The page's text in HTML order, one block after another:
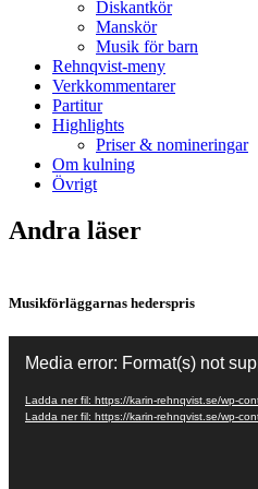
Diskantkör
Manskör
Musik för barn
Rehnqvist-meny
Verkkommentarer
Partitur
Highlights
Priser & nomineringar
Om kulning
Övrigt
Andra läser
Musikförläggarnas hederspris
Media error: Format(s) not
Ladda ner fil: https://karin-rehnqvist.se/wp-
Ladda ner fil: https://karin-rehnqvist.se/wp-